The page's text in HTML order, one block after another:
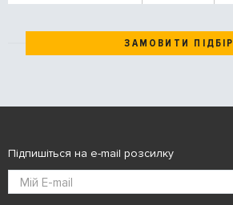
ЗАМОВИТИ ПІДБІР
Підпишіться на e-mail розсилку